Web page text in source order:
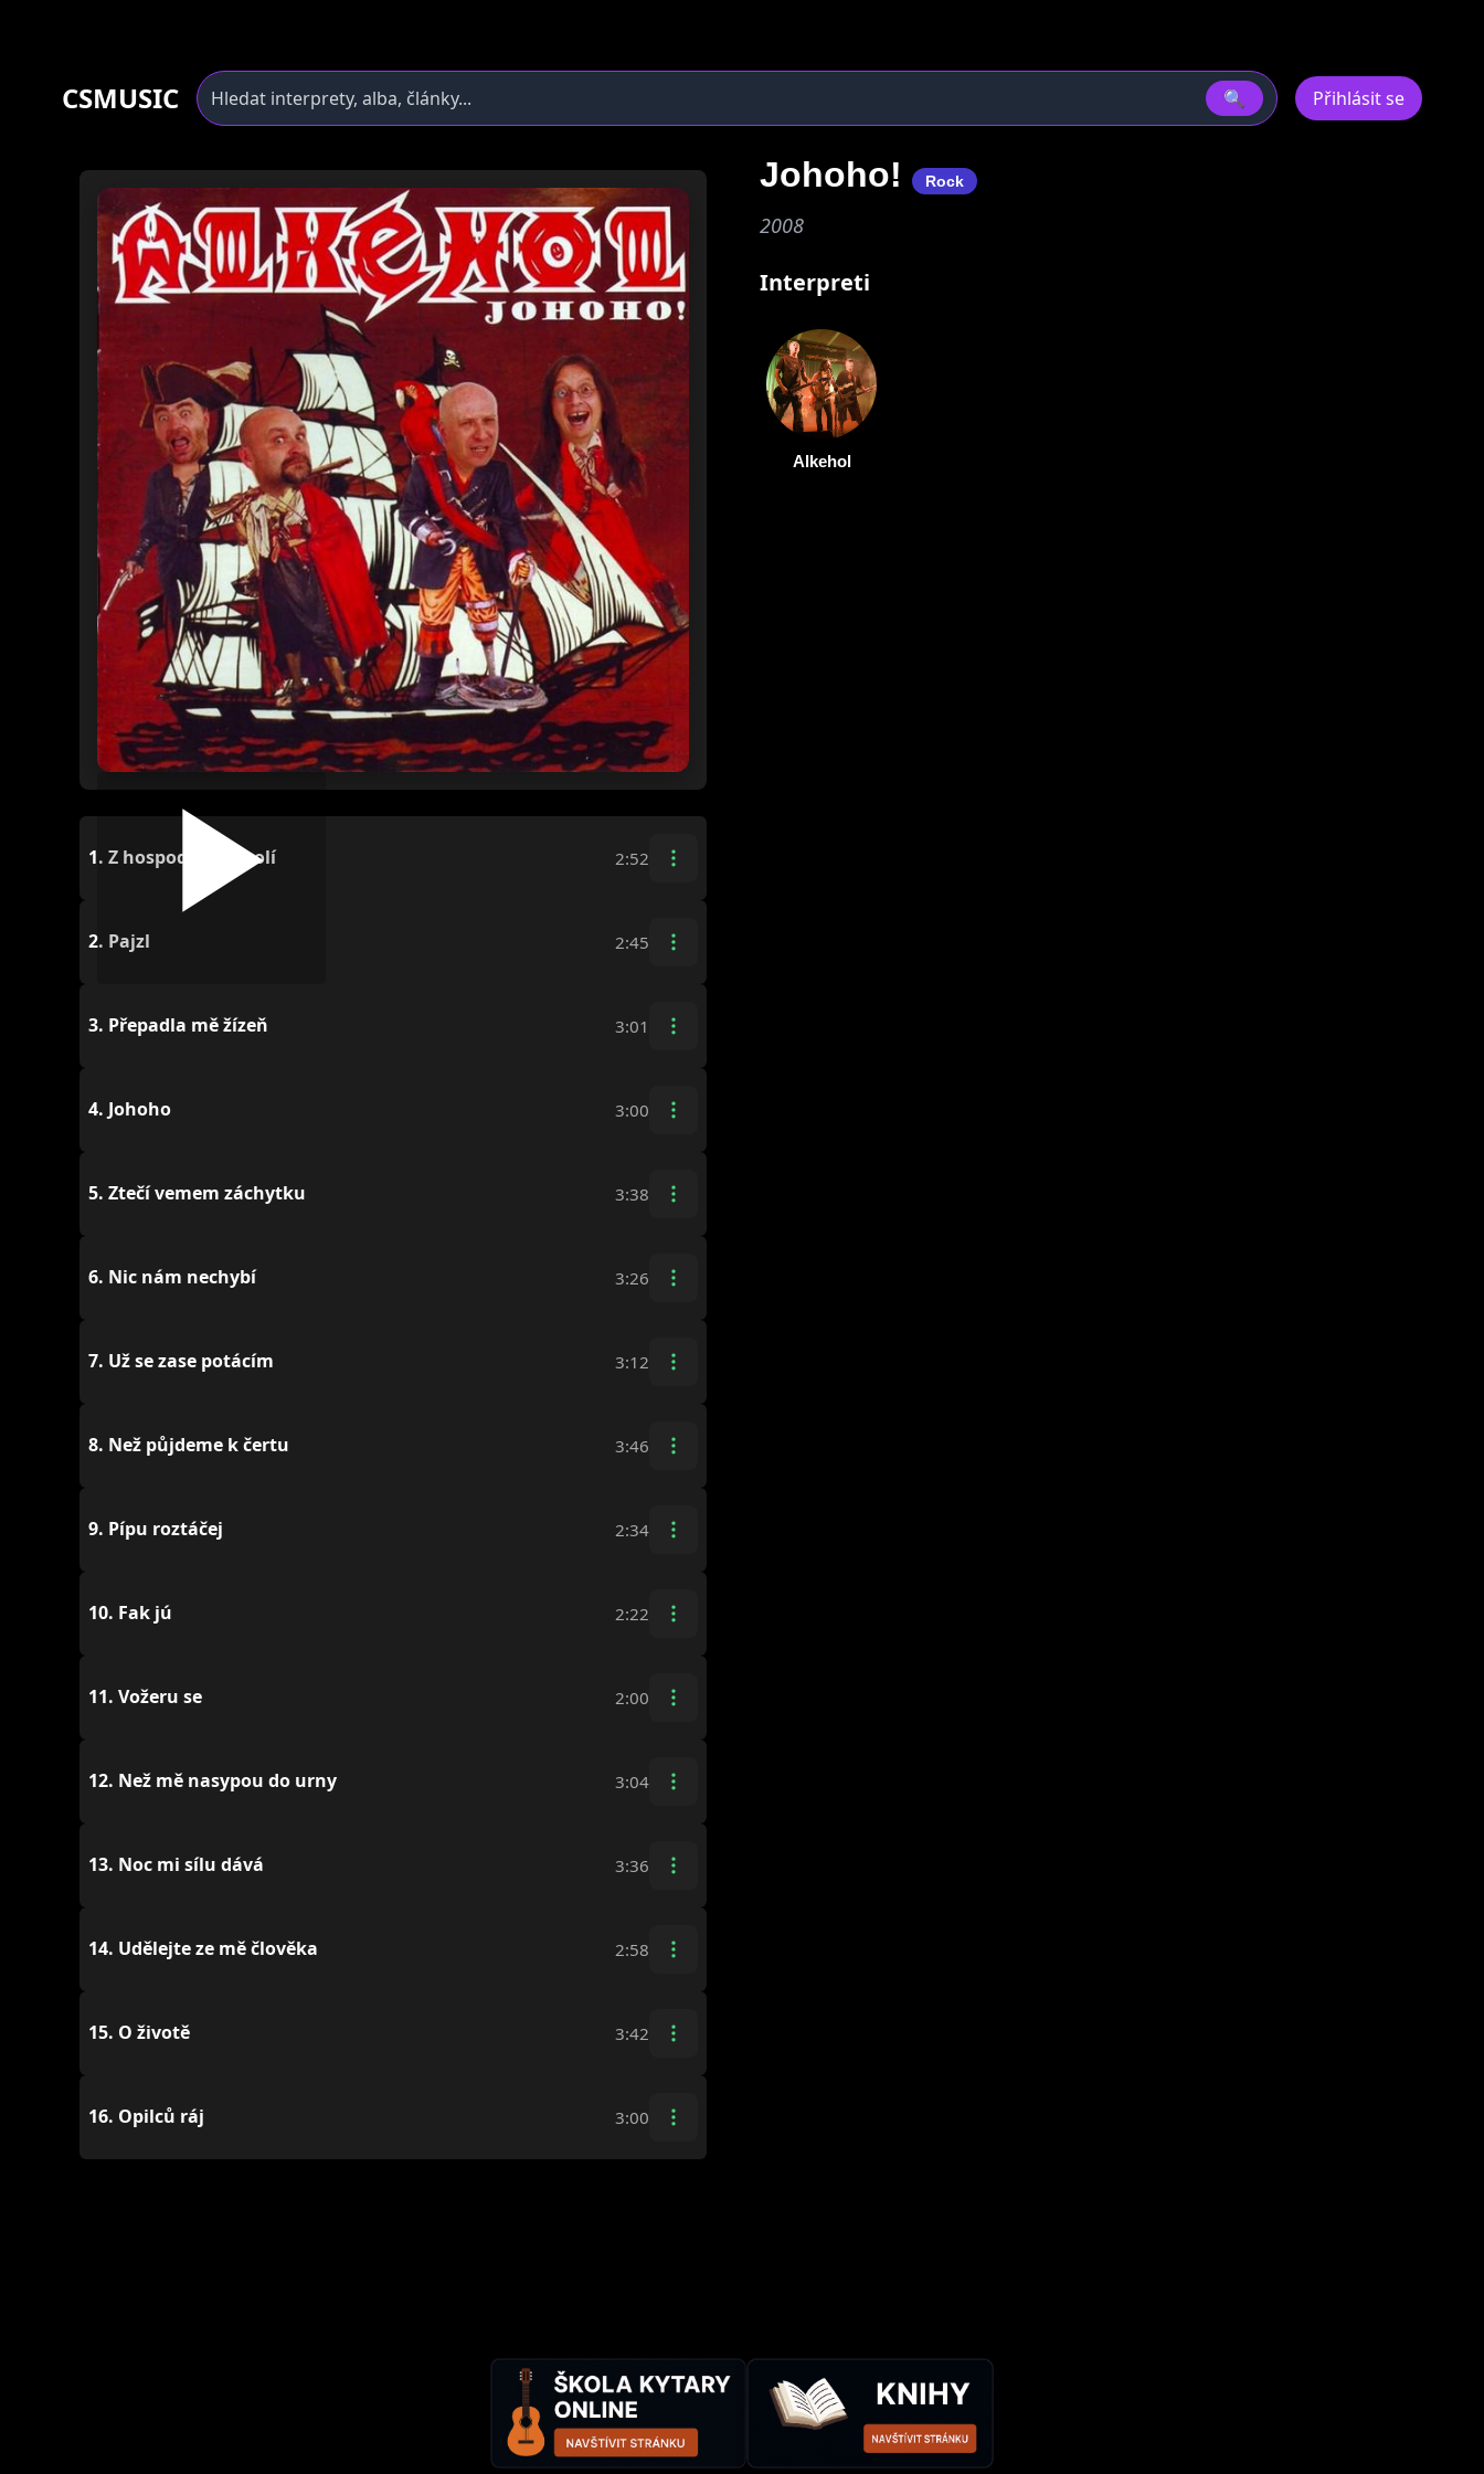
CSMUSIC 🔍 Přihlásit se
1. Z hospodských polí 2:52
2. Pajzl 2:45
3. Přepadla mě žízeň 3:01
4. Johoho 3:00
5. Ztečí vemem záchytku 3:38
6. Nic nám nechybí 3:26
7. Už se zase potácím 3:12
8. Než půjdeme k čertu 3:46
9. Pípu roztáčej 2:34
10. Fak jú 2:22
11. Vožeru se 2:00
12. Než mě nasypou do urny 3:04
13. Noc mi sílu dává 3:36
14. Udělejte ze mě člověka 2:58
15. O životě 3:42
16. Opilců ráj 3:00
Johoho! Rock
2008
Interpreti
Alkehol